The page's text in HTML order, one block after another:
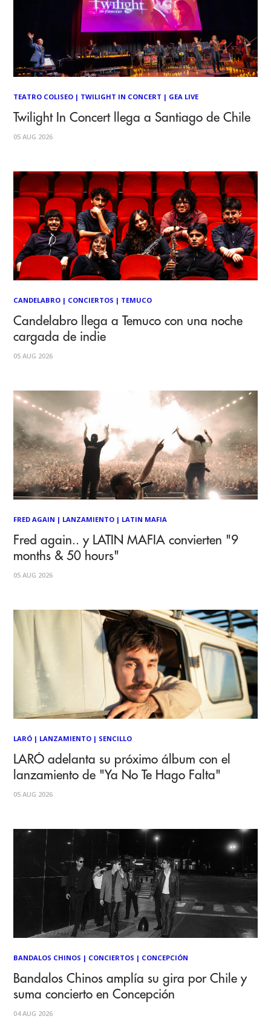
TEATRO COLISEO | TWILIGHT IN CONCERT | GEA LIVE
Twilight In Concert llega a Santiago de Chile
05 AUG 2026
CANDELABRO | CONCIERTOS | TEMUCO
Candelabro llega a Temuco con una noche
cargada de indie
05 AUG 2026
FRED AGAIN | LANZAMIENTO | LATIN MAFIA
Fred again.. y LATIN MAFIA convierten "9
months & 50 hours"
05 AUG 2026
LARÓ | LANZAMIENTO | SENCILLO
LARÓ adelanta su próximo álbum con el
lanzamiento de "Ya No Te Hago Falta"
05 AUG 2026
BANDALOS CHINOS | CONCIERTOS | CONCEPCIÓN
Bandalos Chinos amplía su gira por Chile y
suma concierto en Concepción
04 AUG 2026